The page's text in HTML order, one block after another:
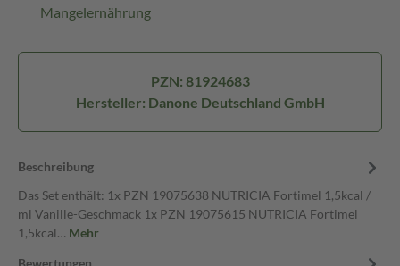
Mangelernährung
PZN: 81924683
Hersteller: Danone Deutschland GmbH
Beschreibung
Das Set enthält: 1x PZN 19075638 NUTRICIA Fortimel 1,5kcal /
ml Vanille-Geschmack 1x PZN 19075615 NUTRICIA Fortimel
1,5kcal… Mehr
Bewertungen